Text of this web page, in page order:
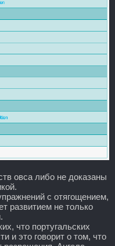
овса либо не доказаны
с отягощением,
развитием не только
что португальских
и это говорит о том, что